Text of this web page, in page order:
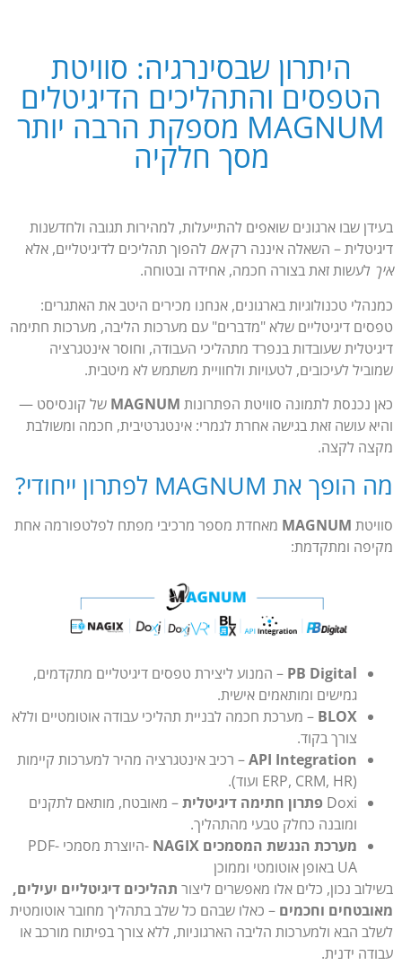
טפסים
דיגיטלים
חכמים
היתרון שבסינרגיה: סוויטת
הטפסים והתהליכים הדיגיטלים
MAGNUM מספקת הרבה יותר
מסך חלקיה
בעידן שבו ארגונים שואפים להתייעלות, למהירות תגובה ולחדשנות
דיגיטלית – השאלה איננה רקאם להפוך תהליכים לדיגיטליים, אלא
איך לעשות זאת בצורה חכמה, אחידה ובטוחה.
כמנהלי טכנולוגיות בארגונים, אנחנו מכירים היטב את האתגרים:
טפסים דיגיטליים שלא "מדברים" עם מערכות הליבה, מערכות חתימה
דיגיטלית שעובדות בנפרד מתהליכי העבודה, וחוסר אינטגרציה
שמוביל לעיכובים, לטעויות ולחוויית משתמש לא מיטבית.
כאן נכנסת לתמונה סוויטת הפתרונות MAGNUM של קונסיסט —
והיא עושה זאת בגישה אחרת לגמרי: אינטגרטיבית, חכמה ומשולבת
מקצה לקצה.
מה הופך את MAGNUM לפתרון ייחודי?
סוויטת MAGNUM מאחדת מספר מרכיבי מפתח לפלטפורמה אחת
מקיפה ומתקדמת:
PB Digital – המנוע ליצירת טפסים דיגיטליים מתקדמים,
גמישים ומותאמים אישית.
BLOX – מערכת חכמה לבניית תהליכי עבודה אוטומטיים וללא
צורך בקוד.
API Integration– רכיב אינטגרציה מהיר למערכות קיימות
(ERP, CRM, HR ועוד).
Doxi פתרון חתימה דיגיטלית– מאובטח, מותאם לתקנים
ומובנה כחלק טבעי מהתהליך.
מערכת הנגשת המסמכים NAGIX
-היוצרת מסמכי PDF-
UA באופן אוטומטי וממוכן
בשילוב נכון, כלים אלו מאפשרים ליצור תהליכים דיגיטליים יעילים,
מאובטחים וחכמים – כאלו שבהם כל שלב בתהליך מחובר אוטומטית
לשלב הבא ולמערכות הליבה הארגוניות, ללא צורך בפיתוח מורכב או
עבודה ידנית.